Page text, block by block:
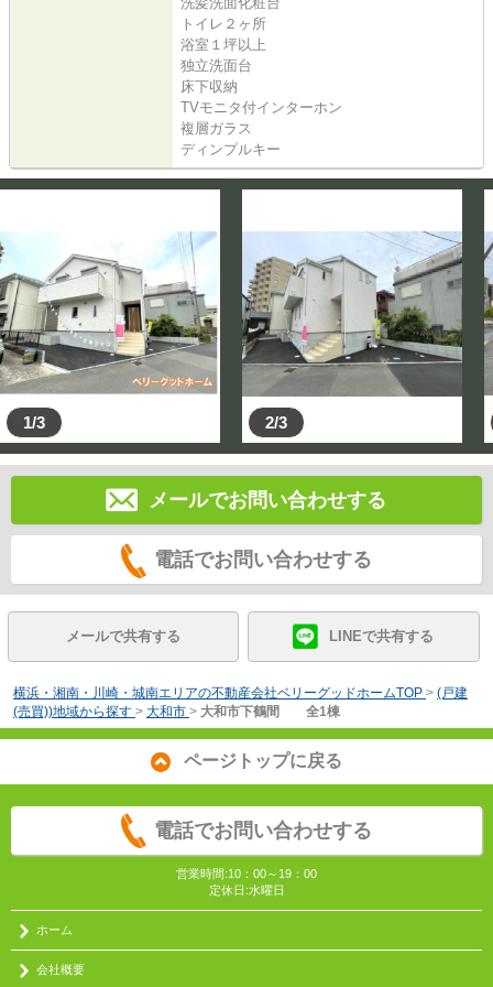
トイレ２ヶ所
浴室１坪以上
独立洗面台
床下収納
TVモニタ付インターホン
複層ガラス
ディンプルキー
1/3 2/3
メールでお問い合わせする
電話でお問い合わせする
メールで共有する LINEで共有する
横浜・湘南・川崎・城南エリアの不動産会社ベリーグッドホームTOP > (戸建
(売買))地域から探す > 大和市 > 大和市下鶴間 全1棟
ページトップに戻る
電話でお問い合わせする
営業時間:10：00～19：00
定休日:水曜日
ホーム
会社概要